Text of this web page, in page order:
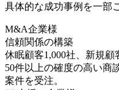
具体的な成功事例を一部
M&A企業様
信頼関係の構築
休眠顧客1,000社、新規顧
50件以上の確度の高い商
案件を受注。